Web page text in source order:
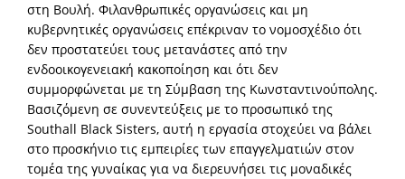
στη Βουλή. Φιλανθρωπικές οργανώσεις και μη
κυβερνητικές οργανώσεις επέκριναν το νομοσχέδιο ότι
δεν προστατεύει τους μετανάστες από την
ενδοοικογενειακή κακοποίηση και ότι δεν
συμμορφώνεται με τη Σύμβαση της Κωνσταντινούπολης.
Βασιζόμενη σε συνεντεύξεις με το προσωπικό της
Southall Black Sisters, αυτή η εργασία στοχεύει να βάλει
στο προσκήνιο τις εμπειρίες των επαγγελματιών στον
τομέα της γυναίκας για να διερευνήσει τις μοναδικές